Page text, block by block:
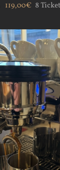
119,00€ 8